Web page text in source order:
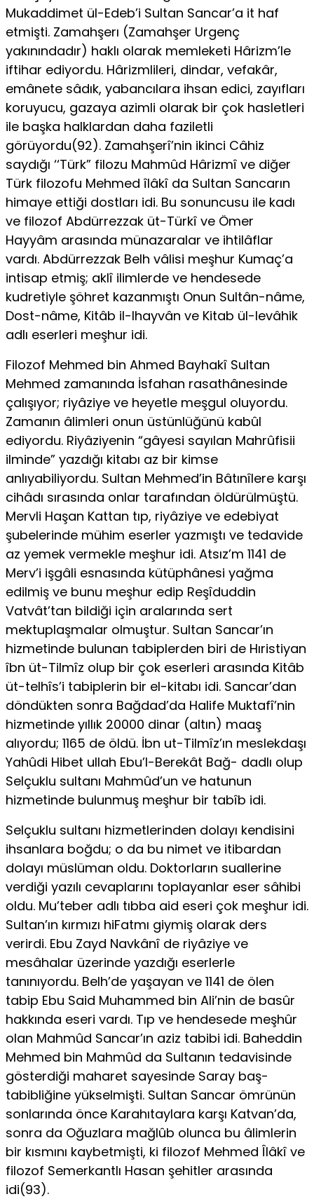
Mukaddimet ül-Edeb’i Sultan Sancar’a it haf
etmişti. Zamahşerı (Zamahşer Urgenç
yakınındadır) haklı olarak memleketi Hârizm’le
iftihar ediyordu. Hârizmlileri, dindar, vefakâr,
emânete sâdık, yabancılara ihsan edici, zayıfları
koruyucu, gazaya azimli olarak bir çok hasletleri
ile başka halklardan daha faziletli
görüyordu(92). Zamahşerî’nin ikinci Câhiz
saydığı ‘‘Türk” filozu Mahmûd Hârizmî ve diğer
Türk filozofu Mehmed îlâkî da Sultan Sancarın
himaye ettiği dostları idi. Bu sonuncusu ile kadı
ve filozof Abdürrezzak üt-Türkî ve Ömer
Hayyâm arasında münazaralar ve ihtilâflar
vardı. Abdürrezzak Belh vâlisi meşhur Kumaç’a
intisap etmiş; aklî ilimlerde ve hendesede
kudretiyle şöhret kazanmıştı Onun Sultân-nâme,
Dost-nâme, Kitâb il-lhayvân ve Kitab ül-levâhik
adlı eserleri meşhur idi.
Filozof Mehmed bin Ahmed Bayhakî Sultan
Mehmed zamanında İsfahan rasathânesinde
çalışıyor; riyâziye ve heyetle meşgul oluyordu.
Zamanın âlimleri onun üstünlüğünü kabûl
ediyordu. Riyâziyenin “gâyesi sayılan Mahrûfisii
ilminde” yazdığı kitabı az bir kimse
anlıyabiliyordu. Sultan Mehmed’in Bâtınîlere karşı
cihâdı sırasında onlar tarafından öldürülmüştü.
Mervli Haşan Kattan tıp, riyâziye ve edebiyat
şubelerinde mühim eserler yazmıştı ve tedavide
az yemek vermekle meşhur idi. Atsız’m 1141 de
Merv’i işgâli esnasında kütüphânesi yağma
edilmiş ve bunu meşhur edip Reşîduddin
Vatvât’tan bildiği için aralarında sert
mektuplaşmalar olmuştur. Sultan Sancar’ın
hizmetinde bulunan tabiplerden biri de Hıristiyan
îbn üt-Tilmîz olup bir çok eserleri arasında Kitâb
üt-telhîs’i tabiplerin bir el-kitabı idi. Sancar’dan
döndükten sonra Bağdad’da Halife Muktafî’nin
hizmetinde yıllık 20000 dinar (altın) maaş
alıyordu; 1165 de öldü. İbn ut-Tilmîz’ın meslekdaşı
Yahûdi Hibet ullah Ebu’l-Berekât Bağ- dadlı olup
Selçuklu sultanı Mahmûd’un ve hatunun
hizmetinde bulunmuş meşhur bir tabîb idi.
Selçuklu sultanı hizmetlerinden dolayı kendisini
ihsanlara boğdu; o da bu nimet ve itibardan
dolayı müslüman oldu. Doktorların suallerine
verdiği yazılı cevaplarını toplayanlar eser sâhibi
oldu. Mu’teber adlı tıbba aid eseri çok meşhur idi.
Sultan’ın kırmızı hiFatmı giymiş olarak ders
verirdi. Ebu Zayd Navkânî de riyâziye ve
mesâhalar üzerinde yazdığı eserlerle
tanınıyordu. Belh’de yaşayan ve 1141 de ölen
tabip Ebu Said Muhammed bin Ali’nin de basûr
hakkında eseri vardı. Tıp ve hendesede meşhûr
olan Mahmûd Sancar’ın aziz tabibi idi. Baheddin
Mehmed bin Mahmûd da Sultanın tedavisinde
gösterdiği maharet sayesinde Saray baş-
tabibliğine yükselmişti. Sultan Sancar ömrünün
sonlarında önce Karahıtaylara karşı Katvan’da,
sonra da Oğuzlara mağlûb olunca bu âlimlerin
bir kısmını kaybetmişti, ki filozof Mehmed Îlâkî ve
filozof Semerkantlı Hasan şehitler arasında
idi(93).